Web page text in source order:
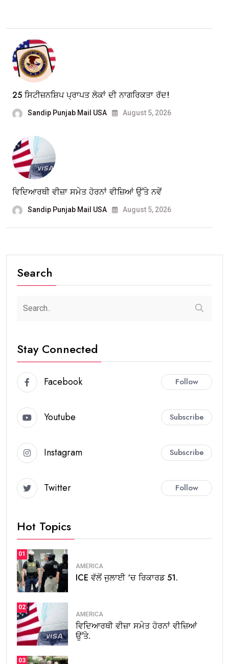
25 ਸਿਟੀਜ਼ਨਸ਼ਿਪ ਪ੍ਰਾਪਤ ਲੋਕਾਂ ਦੀ ਨਾਗਰਿਕਤਾ ਰੱਦ!
Sandip Punjab Mail USA August 5, 2026
ਵਿਦਿਆਰਥੀ ਵੀਜ਼ਾ ਸਮੇਤ ਹੋਰਨਾਂ ਵੀਜ਼ਿਆਂ ਉੱਤੇ ਨਵੇਂ
Sandip Punjab Mail USA August 5, 2026
Search
Stay Connected
Facebook Follow
Youtube Subscribe
Instagram Subscribe
Twitter Follow
Hot Topics
01
AMERICA
ICE ਵੱਲੋਂ ਜੁਲਾਈ ‘ਚ ਰਿਕਾਰਡ 51.
02
AMERICA
ਵਿਦਿਆਰਥੀ ਵੀਜ਼ਾ ਸਮੇਤ ਹੋਰਨਾਂ ਵੀਜ਼ਿਆਂ
ਉੱਤੇ.
03